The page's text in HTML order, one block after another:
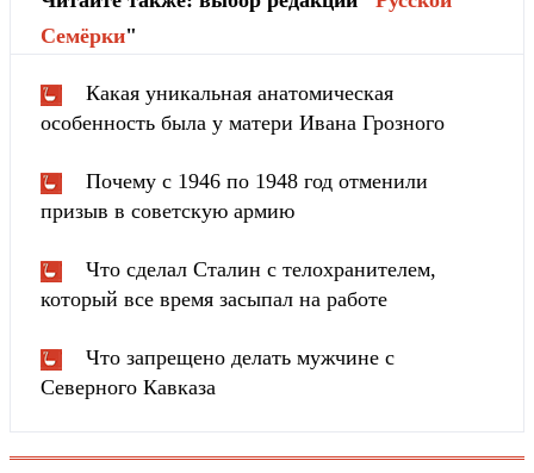
Cемёрки"
Какая уникальная анатомическая
особенность была у матери Ивана Грозного
Почему с 1946 по 1948 год отменили
призыв в советскую армию
Что сделал Сталин с телохранителем,
который все время засыпал на работе
Что запрещено делать мужчине с
Северного Кавказа